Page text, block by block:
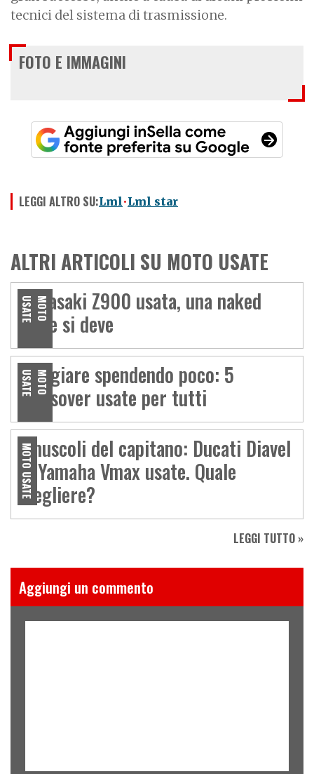
tecnici del sistema di trasmissione.
FOTO E IMMAGINI
LEGGI ALTRO SU:Lml Lml star
ALTRI ARTICOLI SU MOTO USATE
M
O
T
O
U
S
A
T
E
Kawasaki Z900 usata, una naked
come si deve
M
O
T
O
U
S
A
T
E
Viaggiare spendendo poco: 5
crossover usate per tutti
MOTO USATE
I muscoli del capitano: Ducati Diavel
vs Yamaha Vmax usate. Quale
scegliere?
LEGGI TUTTO »
Aggiungi un commento